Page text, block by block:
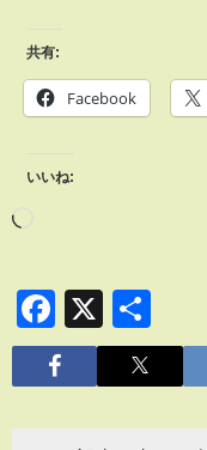
共有:
Facebook
いいね:
Facebook
X
有